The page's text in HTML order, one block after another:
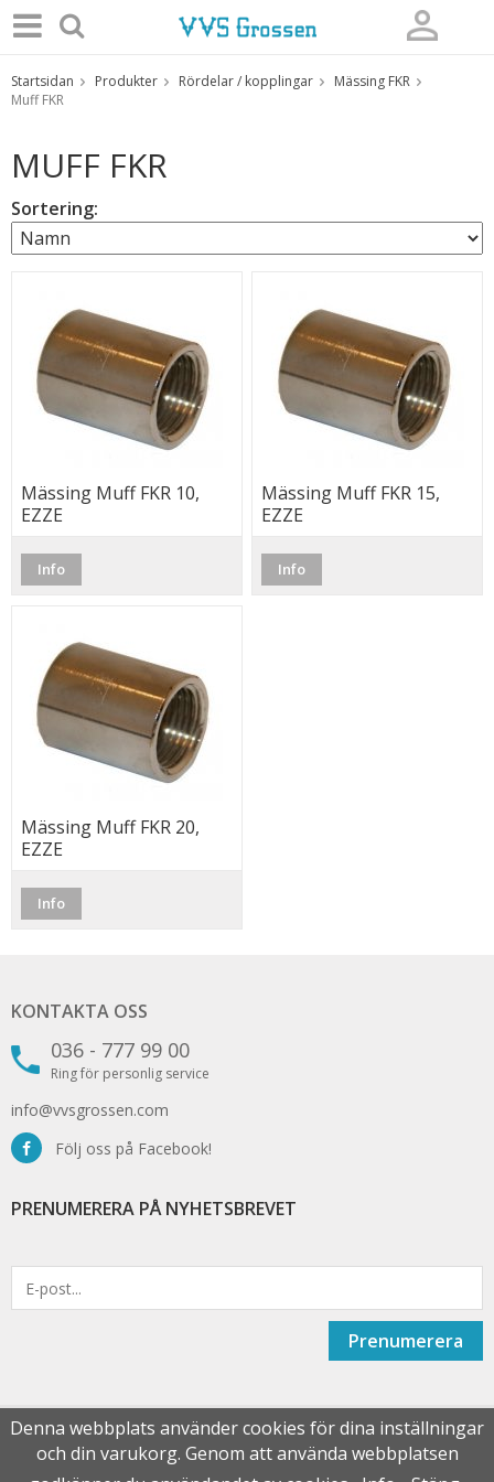
Startsidan Produkter Rördelar / kopplingar
Mässing FKR
Muff FKR
MUFF FKR
Sortering:
Mässing Muff FKR 10,
EZZE
Info
Mässing Muff FKR 15,
EZZE
Info
Mässing Muff FKR 20,
EZZE
Info
KONTAKTA OSS
036 - 777 99 00
Ring för personlig service
info@vvsgrossen.com
Följ oss på Facebook!
PRENUMERERA PÅ NYHETSBREVET
Prenumerera
Drift & produktion:
Denna webbplats använder cookies för dina inställningar
och din varukorg. Genom att använda webbplatsen